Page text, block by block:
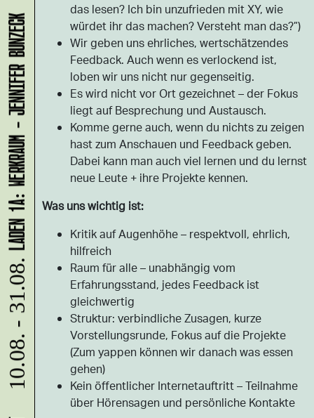
das lesen? Ich bin unzufrieden mit XY, wie
würdet ihr das machen? Versteht man das?”)
Wir geben uns ehrliches, wertschätzendes
Feedback. Auch wenn es verlockend ist,
loben wir uns nicht nur gegenseitig.
Es wird nicht vor Ort gezeichnet – der Fokus
liegt auf Besprechung und Austausch.
Komme gerne auch, wenn du nichts zu zeigen
hast zum Anschauen und Feedback geben.
Dabei kann man auch viel lernen und du lernst
neue Leute + ihre Projekte kennen.
Was uns wichtig ist:
Kritik auf Augenhöhe – respektvoll, ehrlich,
hilfreich
Raum für alle – unabhängig vom
Erfahrungsstand, jedes Feedback ist
gleichwertig
Struktur: verbindliche Zusagen, kurze
Vorstellungsrunde, Fokus auf die Projekte
(Zum yappen können wir danach was essen
gehen)
Kein öffentlicher Internetauftritt – Teilnahme
über Hörensagen und persönliche Kontakte
10.08. - 31.08.
LADEN 1A: WERKRAUM - JENNIFER BUNZECK